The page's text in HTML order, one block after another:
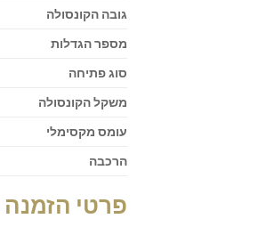
גובה הקונסולה
מספר הגדלות
סוג פתיחה
משקל הקונסולה
עומס מקסימלי
הרכבה
פרטי